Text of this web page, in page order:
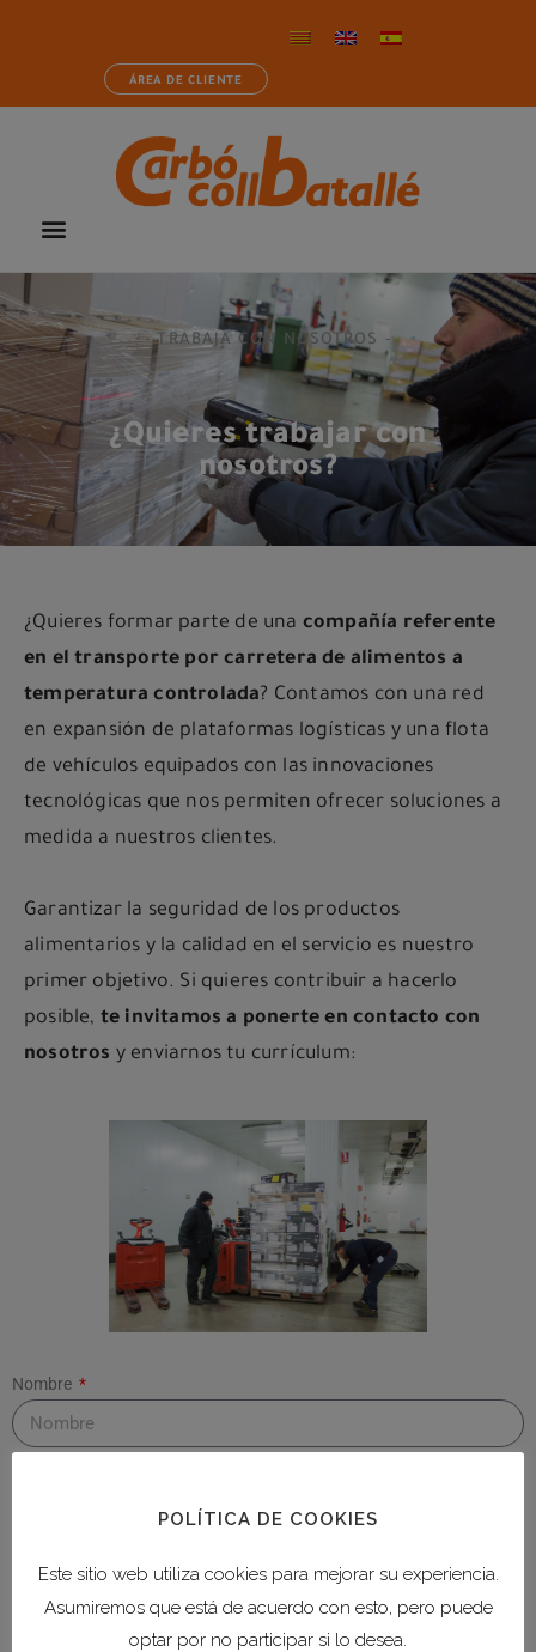
ÁREA DE CLIENTE
- TRABAJA CON NOSOTROS -
¿Quieres trabajar con
nosotros?
¿Quieres formar parte de una compañía referente
en el transporte por carretera de alimentos a
temperatura controlada? Contamos con una red
en expansión de plataformas logísticas y una flota
de vehículos equipados con las innovaciones
tecnológicas que nos permiten ofrecer soluciones a
medida a nuestros clientes.
Garantizar la seguridad de los productos
alimentarios y la calidad en el servicio es nuestro
primer objetivo. Si quieres contribuir a hacerlo
posible, te invitamos a ponerte en contacto con
nosotros y enviarnos tu currículum:
Nombre
POLÍTICA DE COOKIES
Este sitio web utiliza cookies para mejorar su experiencia.
Asumiremos que está de acuerdo con esto, pero puede
optar por no participar si lo desea.